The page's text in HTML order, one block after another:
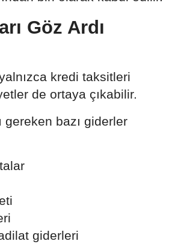
Göz Ardı
kredi taksitleri
de ortaya çıkabilir.
gereken bazı giderler
giderleri